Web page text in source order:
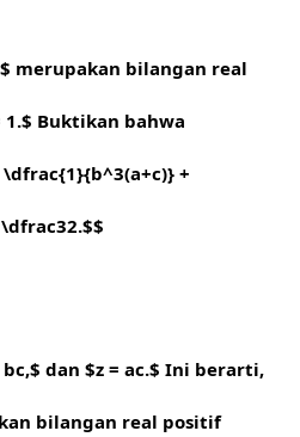
merupakan bilangan real
Buktikan bahwa
+
dan $z = ac.$ Ini berarti,
bilangan real positif